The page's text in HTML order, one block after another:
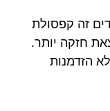
זה קפסולת
חזקה יותר.
הזדמנות